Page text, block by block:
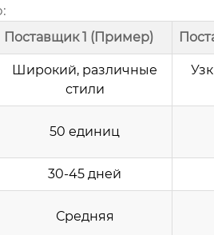
Поставщик 1 (Пример)
Широкий, различные
стили
50 единиц
30-45 дней
Средняя